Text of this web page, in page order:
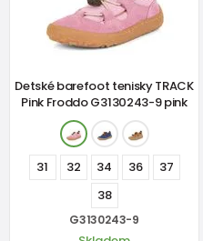
Detské barefoot tenisky TRACK
Pink Froddo G3130243-9 pink
31 32 34 36
37
38
G3130243-9